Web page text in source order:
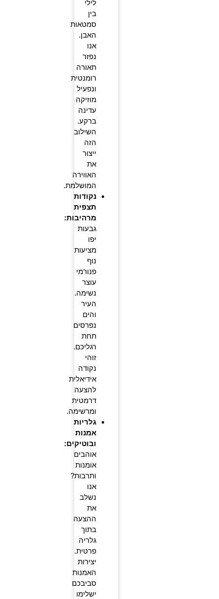
לילי
בין
סמטאות
האבן.
אנו
נפזר
תאורה
רומנטית
ונפעיל
מוזיקה
עדינה
ברקע.
השילוב
הזה
ייצור
את
האווירה
המושלמת.
נקודות
תצפית
מרהיבות:
גבעות
יפו
מציעות
נוף
פנורמי
עוצר
נשימה.
העיר
והים
נפרסים
תחת
רגליכם.
זוהי
נקודה
אידיאלית
להצעה
דרמטית
ומרשימה.
גלריות
אמנות
ובוטיקים:
אוהבים
אומנות
ותרבות?
אנו
נשלב
את
ההצעה
בתוך
גלריה
פרטית.
יצירות
האמנות
סביבכם
ישלימו